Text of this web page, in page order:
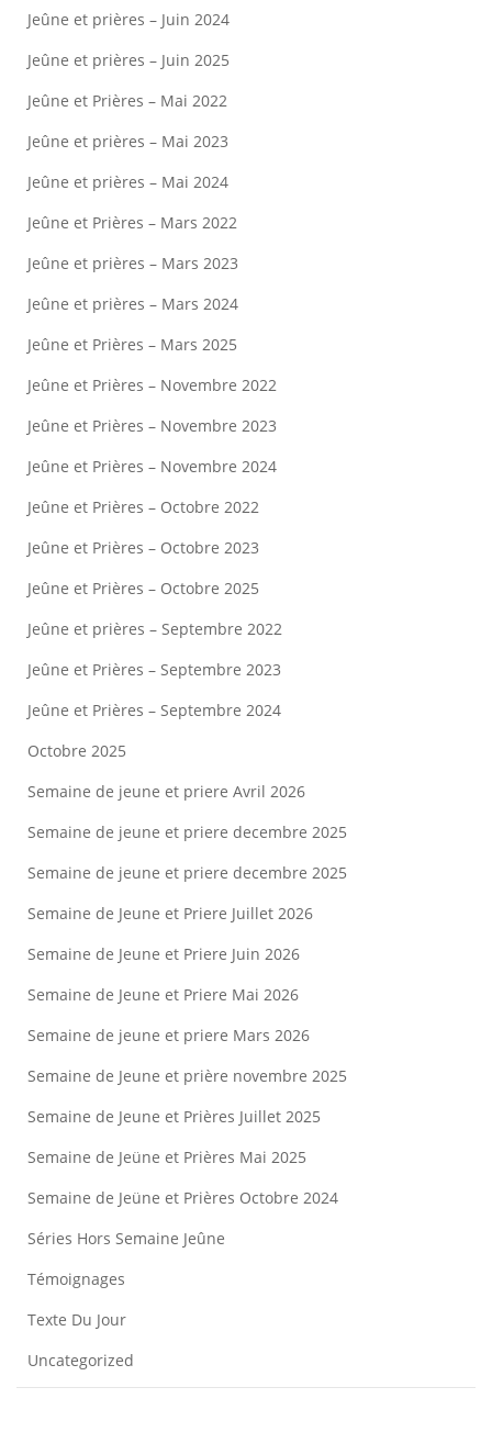
Jeûne et prières – Juin 2024
Jeûne et prières – Juin 2025
Jeûne et Prières – Mai 2022
Jeûne et prières – Mai 2023
Jeûne et prières – Mai 2024
Jeûne et Prières – Mars 2022
Jeûne et prières – Mars 2023
Jeûne et prières – Mars 2024
Jeûne et Prières – Mars 2025
Jeûne et Prières – Novembre 2022
Jeûne et Prières – Novembre 2023
Jeûne et Prières – Novembre 2024
Jeûne et Prières – Octobre 2022
Jeûne et Prières – Octobre 2023
Jeûne et Prières – Octobre 2025
Jeûne et prières – Septembre 2022
Jeûne et Prières – Septembre 2023
Jeûne et Prières – Septembre 2024
Octobre 2025
Semaine de jeune et priere Avril 2026
Semaine de jeune et priere decembre 2025
Semaine de jeune et priere decembre 2025
Semaine de Jeune et Priere Juillet 2026
Semaine de Jeune et Priere Juin 2026
Semaine de Jeune et Priere Mai 2026
Semaine de jeune et priere Mars 2026
Semaine de Jeune et prière novembre 2025
Semaine de Jeune et Prières Juillet 2025
Semaine de Jeüne et Prières Mai 2025
Semaine de Jeüne et Prières Octobre 2024
Séries Hors Semaine Jeûne
Témoignages
Texte Du Jour
Uncategorized